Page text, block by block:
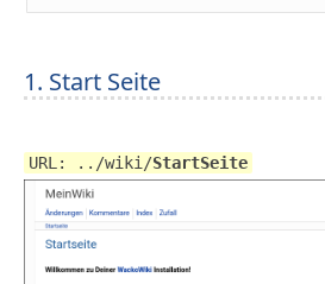
1. Start Seite
URL: ../wiki/StartSeite